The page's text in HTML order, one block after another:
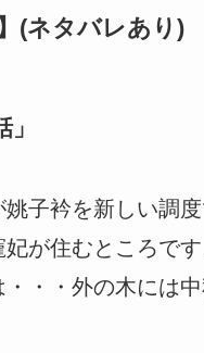
】(ネタバレあり)
」
姚子衿を新しい調
妃が住むところで
・・・外の木には